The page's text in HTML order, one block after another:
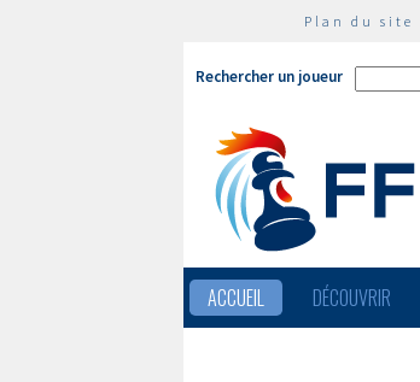
Plan du site
Rechercher un joueur
ACCUEIL DÉCOUVRIR